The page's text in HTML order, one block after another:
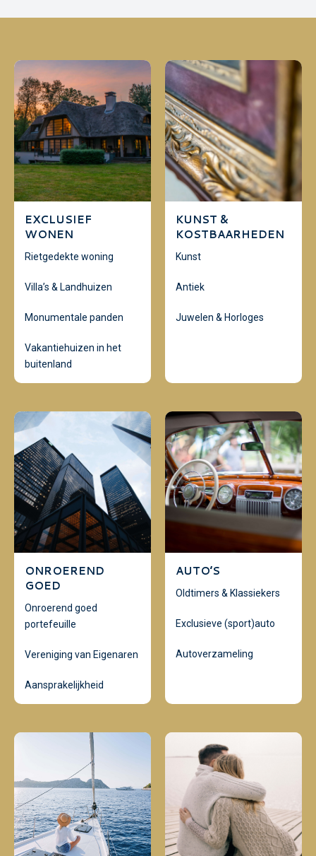
EXCLUSIEF
WONEN
Rietgedekte woning
Villa’s & Landhuizen
Monumentale panden
Vakantiehuizen in het
buitenland
KUNST &
KOSTBAARHEDEN
Kunst
Antiek
Juwelen & Horloges
ONROEREND
GOED
Onroerend goed
portefeuille
Vereniging van Eigenaren
Aansprakelijkheid
AUTO’S
Oldtimers & Klassiekers
Exclusieve (sport)auto
Autoverzameling